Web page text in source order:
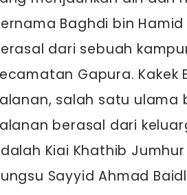
Baghdi bin
dari sebuah
Gapura. Kakek
salah satu ulama
berasal dari
Kiai Khathib
Sayyid Ahmad